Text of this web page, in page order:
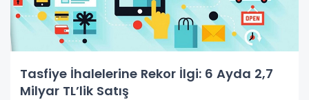
Tasfiye İhalelerine Rekor İlgi: 6 Ayda 2,7
Milyar TL’lik Satış